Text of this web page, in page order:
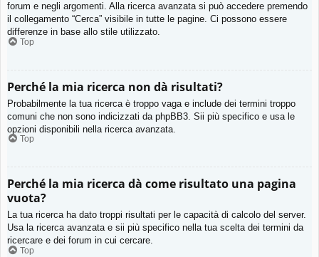
forum e negli argomenti. Alla ricerca avanzata si può accedere premendo
il collegamento “Cerca” visibile in tutte le pagine. Ci possono essere
differenze in base allo stile utilizzato.
Top
Perché la mia ricerca non dà risultati?
Probabilmente la tua ricerca è troppo vaga e include dei termini troppo
comuni che non sono indicizzati da phpBB3. Sii più specifico e usa le
opzioni disponibili nella ricerca avanzata.
Top
Perché la mia ricerca dà come risultato una pagina
vuota?
La tua ricerca ha dato troppi risultati per le capacità di calcolo del server.
Usa la ricerca avanzata e sii più specifico nella tua scelta dei termini da
ricercare e dei forum in cui cercare.
Top